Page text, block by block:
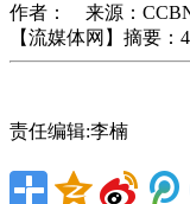
作者： 来源：
【流媒体网】摘要：
责任编辑:李楠